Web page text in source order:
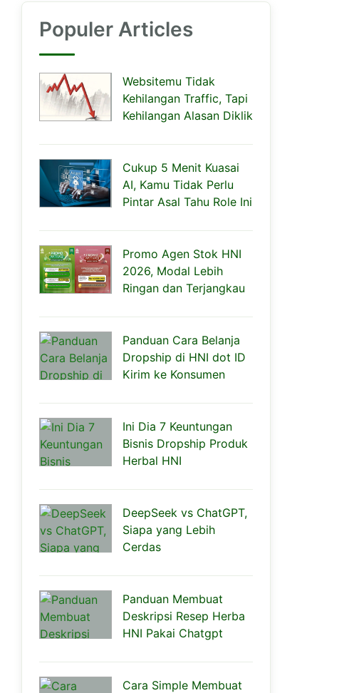
Populer Articles
Websitemu Tidak
Kehilangan Traffic, Tapi
Kehilangan Alasan Diklik
Cukup 5 Menit Kuasai
AI, Kamu Tidak Perlu
Pintar Asal Tahu Role Ini
Promo Agen Stok HNI
2026, Modal Lebih
Ringan dan Terjangkau
Panduan Cara Belanja
Dropship di HNI dot ID
Kirim ke Konsumen
Ini Dia 7 Keuntungan
Bisnis Dropship Produk
Herbal HNI
DeepSeek vs ChatGPT,
Siapa yang Lebih
Cerdas
Panduan Membuat
Deskripsi Resep Herba
HNI Pakai Chatgpt
Cara Simple Membuat